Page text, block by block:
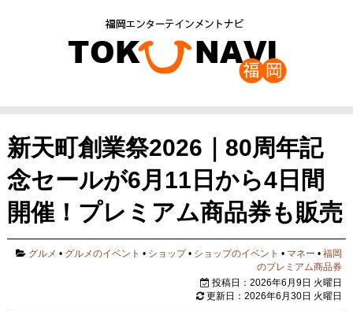
新天町創業祭2026｜80周年記
念セールが6月11日から4日間
開催！プレミアム商品券も販売
グルメ • グルメのイベント • ショップ• ショップのイベント • マネー •福岡
のプレミアム商品券
投稿日：2026年6月9日 火曜日
更新日：2026年6月30日 火曜日